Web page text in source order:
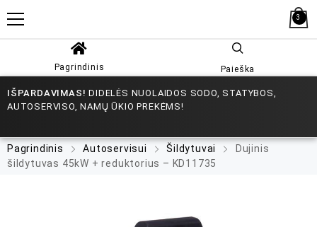
3
Pagrindinis Paieška
IŠPARDAVIMAS! DIDELĖS NUOLAIDOS SODO, STATYBOS,
AUTOSERVISO, NAMŲ ŪKIO PREKĖMS!
Pagrindinis Autoservisui Šildytuvai
Dujinis
šildytuvas 45kW + reduktorius – KD11735